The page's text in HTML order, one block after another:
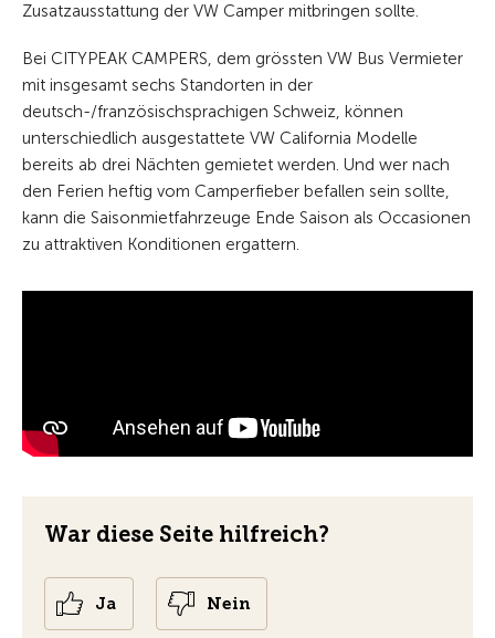
Zusatzausstattung der VW Camper mitbringen sollte.
Bei CITYPEAK CAMPERS, dem grössten VW Bus Vermieter
mit insgesamt sechs Standorten in der
deutsch-/französischsprachigen Schweiz, können
unterschiedlich ausgestattete VW California Modelle
bereits ab drei Nächten gemietet werden. Und wer nach
den Ferien heftig vom Camperfieber befallen sein sollte,
kann die Saisonmietfahrzeuge Ende Saison als Occasionen
zu attraktiven Konditionen ergattern.
War diese Seite hilfreich?
Ja Nein